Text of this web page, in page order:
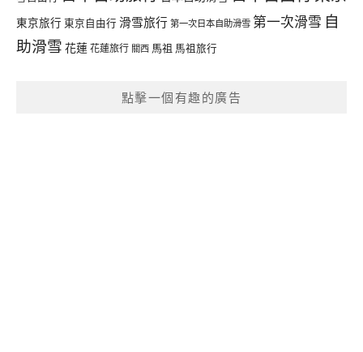
東京旅行 東京自由行 滑雪旅行 第一次日本自助滑雪 第一次滑雪 自
助滑雪 花蓮花蓮旅行 關西 馬祖 馬祖旅行
點擊一個有趣的廣告